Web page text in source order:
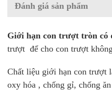
Đánh giá sản phẩm
Giới hạn con trượt tròn có
trượt để cho con trượt
Chất liệu giới hạn con trượt
oxy hóa , chống gỉ, chống